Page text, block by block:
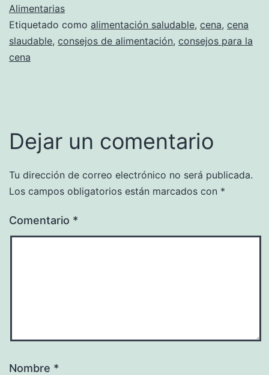
Alimentarias
Etiquetado como alimentación saludable, cena, cena
slaudable, consejos de alimentación, consejos para la
cena
Dejar un comentario
Tu dirección de correo electrónico no será publicada.
Los campos obligatorios están marcados con *
Comentario *
Nombre *